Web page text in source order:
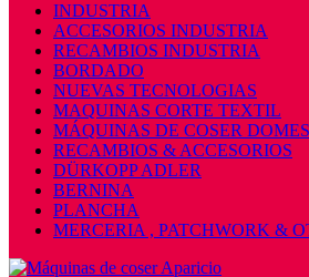
INDUSTRIA
ACCESORIOS INDUSTRIA
RECAMBIOS INDUSTRIA
BORDADO
NUEVAS TECNOLOGIAS
MAQUINAS CORTE TEXTIL
MÁQUINAS DE COSER
RECAMBIOS & ACCESORIOS
DÜRKOPP ADLER
BERNINA
PLANCHA
MERCERIA , PATCHWORK &